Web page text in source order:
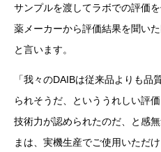
サンプルを渡してラボでの評価
薬メーカーから評価結果を聞い
と言います。
「我々のDAIBは従来品よりも
られそうだ、といううれしい評
技術力が認められたのだ、と感
まは、実機生産でご使用いただ